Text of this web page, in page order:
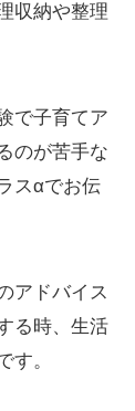
収納や整理
で子育てア
のが苦手な
スαでお伝
アドバイス
る時、生活
す。